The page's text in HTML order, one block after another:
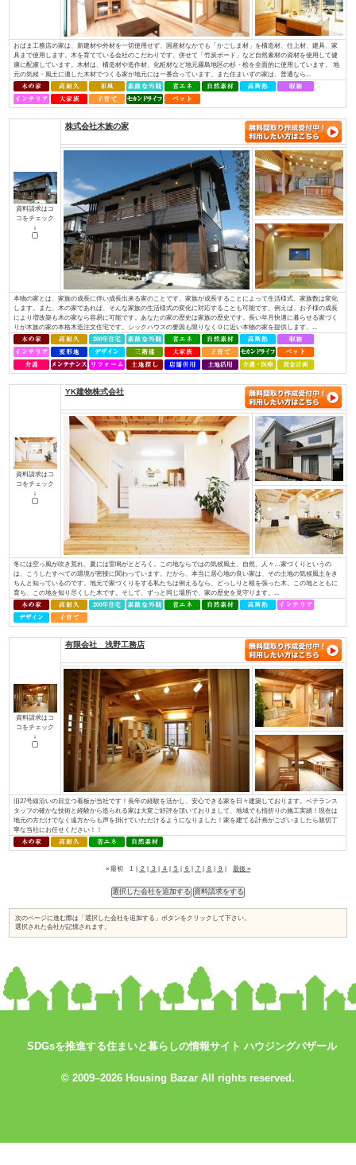
ほんとうに安心して暮らせる住まいとは何でしょうか？子供たちに豊かな
か？ 私たちは“家”という観点で考えました。 例えば、耐震性を考えたと
ある豊富な良い木材を 先進の技術で加工し、住む方の安全の為にその木材
る。 日...
資料請求はコ
コをチェック
↓
（株）アットホーム四国
・社長を含め、社員全員が職人経験者！当社では、社長を含め社員全員が
ちんと理解し、お客様のご要望にも的確にお応えできます。・専門性が高
っております！それぞれの施工には、大工さんが理解しているところ、白
ど、専門性を持っていなければ対応できない部分があります。しかし、当
資料請求はコ
イデキョウホーム（株）
富士商圏（富士市･富士宮市）で注文住宅着工棟数第1位に認定JSK（住宅
棟数」の調査で、イデキョウグループが2015年に引き続き富士市実績Ｎｏ.
年に富士市に創業し、2018年には70周年を迎えました。地域に根ざした家
入れられている証と考え、今後も「地産地消でつくる、満足が持続する家づ
コをチェック
SDGsを推進する住まいと暮らしの情報サイト ハウジングバザール
© 2009–2026 Housing Bazar All rights reserved.